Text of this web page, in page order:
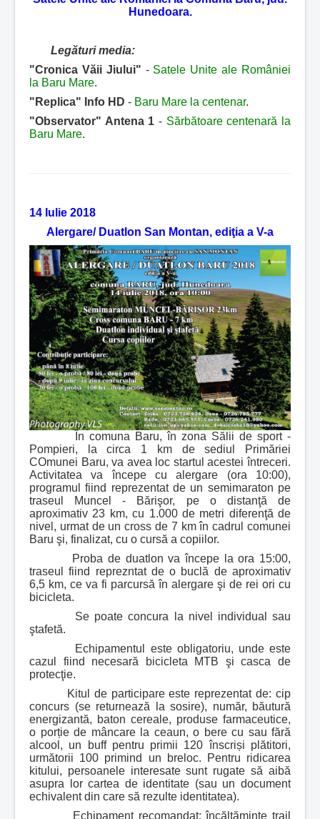
Hunedoara.
Legături media:
"Cronica Văii Jiului" - Satele Unite ale României
la Baru Mare.
"Replica" Info HD - Baru Mare la centenar.
"Observator" Antena 1 - Sărbătoare centenară la
Baru Mare.
14 Iulie 2018
Alergare/ Duatlon San Montan, ediţia a V-a
În comuna Baru, în zona Sălii de sport -
Pompieri, la circa 1 km de sediul Primăriei
COmunei Baru, va avea loc startul acestei întreceri.
Activitatea va începe cu alergare (ora 10:00),
programul fiind reprezentat de un semimaraton pe
traseul Muncel - Bărişor, pe o distanţă de
aproximativ 23 km, cu 1.000 de metri diferenţă de
nivel, urmat de un cross de 7 km în cadrul comunei
Baru şi, finalizat, cu o cursă a copiilor.
Proba de duatlon va începe la ora 15:00,
traseul fiind reprezntat de o buclă de aproximativ
6,5 km, ce va fi parcursă în alergare şi de rei ori cu
bicicleta.
Se poate concura la nivel individual sau
ştafetă.
Echipamentul este obligatoriu, unde este
cazul fiind necesară bicicleta MTB şi casca de
protecţie.
Kitul de participare este reprezentat de:cip
concurs (se returnează la sosire), număr, băutură
energizantă, baton cereale, produse farmaceutice,
o porție de mâncare la ceaun, o bere cu sau fără
alcool, un buff pentru primii 120 înscriși plătitori,
următorii 100 primind un breloc.
Pentru ridicarea
kitului, persoanele interesate sunt rugate să aibă
asupra lor cartea de identitate (sau un document
echivalent din care să rezulte identitatea).
Echipament recomandat:încălțăminte trail